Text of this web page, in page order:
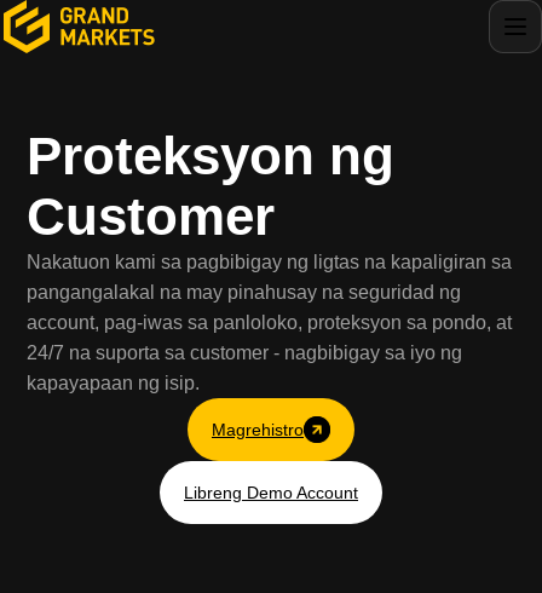
Proteksyon ng
Customer
Nakatuon kami sa pagbibigay ng ligtas na kapaligiran sa
pangangalakal na may pinahusay na seguridad ng
account, pag-iwas sa panloloko, proteksyon sa pondo, at
24/7 na suporta sa customer - nagbibigay sa iyo ng
kapayapaan ng isip.
Magrehistro
Libreng Demo Account